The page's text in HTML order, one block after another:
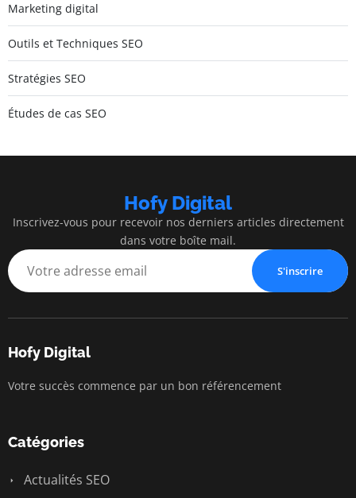
Marketing digital
Outils et Techniques SEO
Stratégies SEO
Études de cas SEO
Hofy Digital
Inscrivez-vous pour recevoir nos derniers articles directement
dans votre boîte mail.
S'inscrire
Hofy Digital
Votre succès commence par un bon référencement
Catégories
Actualités SEO